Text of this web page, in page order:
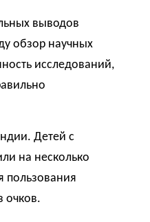
выводов
обзор научных
исследований,
Детей с
на несколько
пользования
очков.